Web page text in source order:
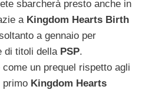
sbarcherà presto anche in
a Kingdom Hearts Birth
a gennaio per
di titoli della PSP.
come un prequel rispetto agli
primo Kingdom Hearts